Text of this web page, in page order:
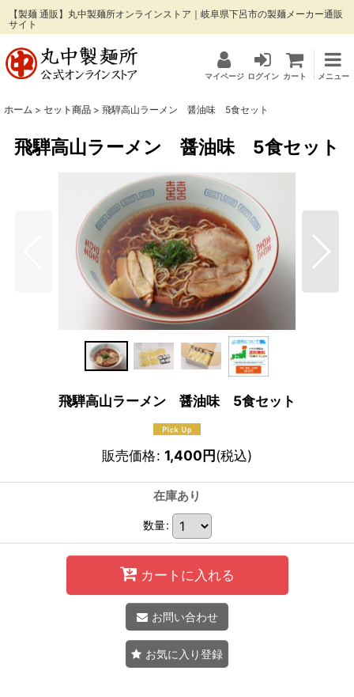
【製麺 通販】丸中製麺所オンラインストア｜岐阜県下呂市の製麺メーカー通販
サイト
マイページ ログイン カート メニュー
ホーム > セット商品 > 飛騨高山ラーメン 醤油味 5食セット
飛騨高山ラーメン 醤油味 5食セット
飛騨高山ラーメン 醤油味 5食セット
販売価格: 1,400円(税込)
在庫あり
数量:
カートに入れる
お問い合わせ
お気に入り登録